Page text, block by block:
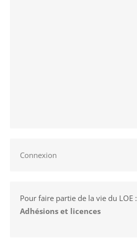
Connexion
Pour faire partie de la vie du LOE :
Adhésions et licences